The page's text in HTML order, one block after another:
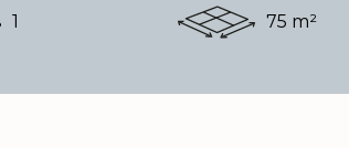
1 75 m²